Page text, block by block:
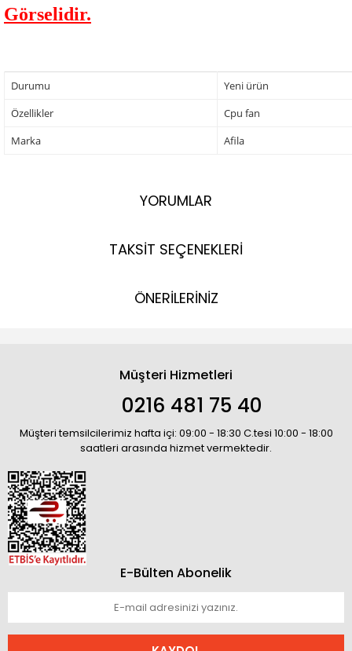
Görselidir.
Durumu
Yeni ürün
Özellikler
Cpu fan
Marka
Afila
YORUMLAR
TAKSİT SEÇENEKLERİ
ÖNERİLERİNİZ
Müşteri Hizmetleri
0216 481 75 40
Müşteri temsilcilerimiz hafta içi: 09:00 - 18:30 C.tesi 10:00 - 18:00
saatleri arasında hizmet vermektedir.
E-Bülten Abonelik